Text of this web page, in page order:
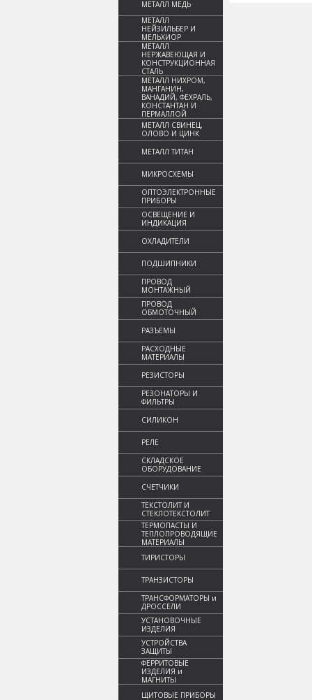
МЕТАЛЛ МЕДЬ
МЕТАЛЛ
НЕЙЗИЛЬБЕР И
МЕЛЬХИОР
МЕТАЛЛ
НЕРЖАВЕЮЩАЯ И
КОНСТРУКЦИОННАЯ
СТАЛЬ
МЕТАЛЛ НИХРОМ,
МАНГАНИН,
ВАНАДИЙ, ФЕХРАЛЬ,
КОНСТАНТАН И
ПЕРМАЛЛОЙ
МЕТАЛЛ СВИНЕЦ,
ОЛОВО И ЦИНК
МЕТАЛЛ ТИТАН
МИКРОСХЕМЫ
ОПТОЭЛЕКТРОННЫЕ
ПРИБОРЫ
ОСВЕЩЕНИЕ И
ИНДИКАЦИЯ
ОХЛАДИТЕЛИ
ПОДШИПНИКИ
ПРОВОД
МОНТАЖНЫЙ
ПРОВОД
ОБМОТОЧНЫЙ
РАЗЪЕМЫ
РАСХОДНЫЕ
МАТЕРИАЛЫ
РЕЗИСТОРЫ
РЕЗОНАТОРЫ И
ФИЛЬТРЫ
СИЛИКОН
РЕЛЕ
СКЛАДСКОЕ
ОБОРУДОВАНИЕ
СЧЕТЧИКИ
ТЕКСТОЛИТ И
СТЕКЛОТЕКСТОЛИТ
ТЕРМОПАСТЫ И
ТЕПЛОПРОВОДЯЩИЕ
МАТЕРИАЛЫ
ТИРИСТОРЫ
ТРАНЗИСТОРЫ
ТРАНСФОРМАТОРЫ и
ДРОССЕЛИ
УСТАНОВОЧНЫЕ
ИЗДЕЛИЯ
УСТРОЙСТВА
ЗАЩИТЫ
ФЕРРИТОВЫЕ
ИЗДЕЛИЯ и
МАГНИТЫ
ЩИТОВЫЕ ПРИБОРЫ